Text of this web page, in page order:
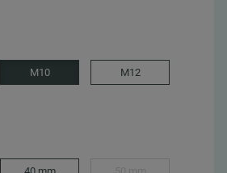
M10 M12